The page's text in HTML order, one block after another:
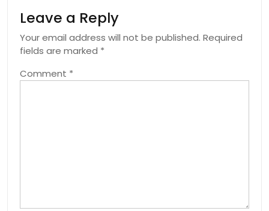
Leave a Reply
Your email address will not be published. Required
fields are marked *
Comment *